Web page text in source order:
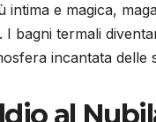
intima e magica,
I bagni termali
incantata delle
al